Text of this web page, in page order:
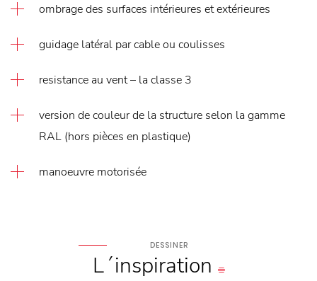
ombrage des surfaces intérieures et extérieures
guidage latéral par cable ou coulisses
resistance au vent – la classe 3
version de couleur de la structure selon la gamme
RAL (hors pièces en plastique)
manoeuvre motorisée
DESSINER
L´inspiration